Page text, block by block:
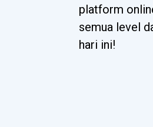
platform
semua level
hari ini!